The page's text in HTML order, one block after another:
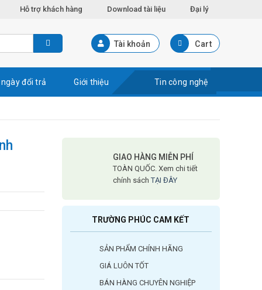
Hỗ trợ khách hàng Download tài liệu Đại lý
Tài khoản Cart
ngày đổi trả Giới thiệu Tin công nghệ
GIAO HÀNG MIỄN PHÍ
TOÀN QUỐC. Xem chi tiết
chính sáchTẠI ĐÂY
TRƯỜNG PHÚC CAM KẾT
SẢN PHẨM CHÍNH HÃNG
GIÁ LUÔN TỐT
BÁN HÀNG CHUYÊN NGHIỆP